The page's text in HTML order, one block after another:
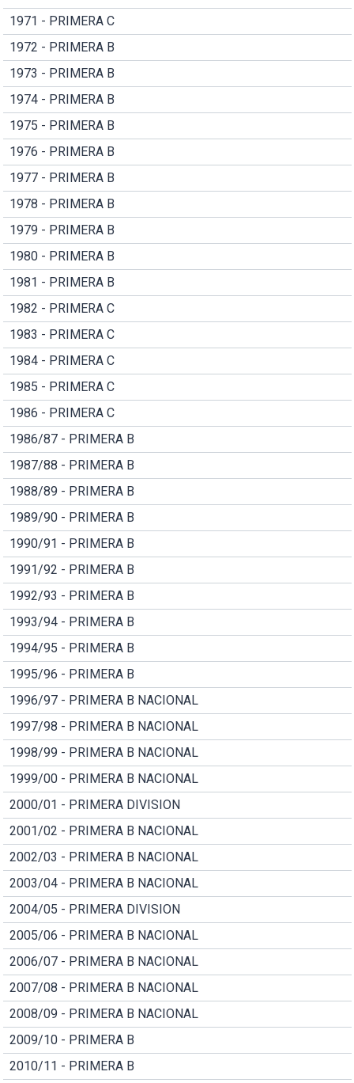
1971 - PRIMERA C
1972 - PRIMERA B
1973 - PRIMERA B
1974 - PRIMERA B
1975 - PRIMERA B
1976 - PRIMERA B
1977 - PRIMERA B
1978 - PRIMERA B
1979 - PRIMERA B
1980 - PRIMERA B
1981 - PRIMERA B
1982 - PRIMERA C
1983 - PRIMERA C
1984 - PRIMERA C
1985 - PRIMERA C
1986 - PRIMERA C
1986/87 - PRIMERA B
1987/88 - PRIMERA B
1988/89 - PRIMERA B
1989/90 - PRIMERA B
1990/91 - PRIMERA B
1991/92 - PRIMERA B
1992/93 - PRIMERA B
1993/94 - PRIMERA B
1994/95 - PRIMERA B
1995/96 - PRIMERA B
1996/97 - PRIMERA B NACIONAL
1997/98 - PRIMERA B NACIONAL
1998/99 - PRIMERA B NACIONAL
1999/00 - PRIMERA B NACIONAL
2000/01 - PRIMERA DIVISION
2001/02 - PRIMERA B NACIONAL
2002/03 - PRIMERA B NACIONAL
2003/04 - PRIMERA B NACIONAL
2004/05 - PRIMERA DIVISION
2005/06 - PRIMERA B NACIONAL
2006/07 - PRIMERA B NACIONAL
2007/08 - PRIMERA B NACIONAL
2008/09 - PRIMERA B NACIONAL
2009/10 - PRIMERA B
2010/11 - PRIMERA B